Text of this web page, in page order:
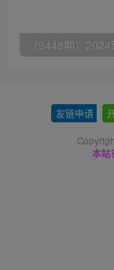
友链申请
本站